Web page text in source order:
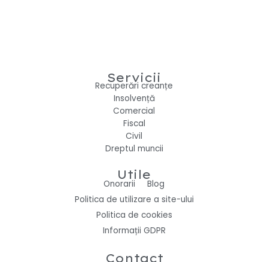
Servicii
Recuperări creanțe
Insolvență
Comercial
Fiscal
Civil
Dreptul muncii
Utile
Onorarii
Blog
Politica de utilizare a site-ului
Politica de cookies
Informații GDPR
Contact